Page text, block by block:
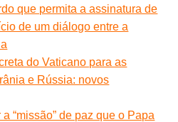
que permita a assinatura de
de um diálogo entre a
do Vaticano para as
e Rússia: novos
“missão” de paz que o Papa